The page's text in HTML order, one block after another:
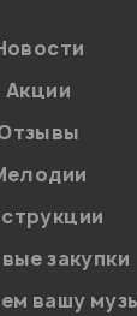
в
число:
Акции
закупки
вашу